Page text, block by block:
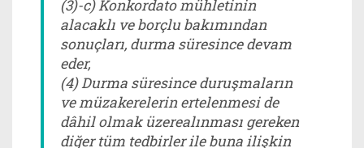
(3)-c) Konkordato mühletinin
alacaklı ve borçlu bakımından
sonuçları, durma süresince devam
eder,
(4) Durma süresince duruşmaların
ve müzakerelerin ertelenmesi de
dâhil olmak üzerealınması gereken
diğer tüm tedbirler ile buna ilişkin